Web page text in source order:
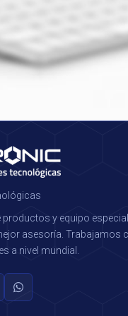
y equipo
asesoría. Trabajamos
a nivel mundial.